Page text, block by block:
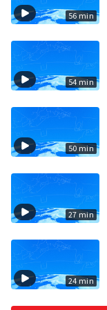
56 min
54 min
50 min
27 min
24 min